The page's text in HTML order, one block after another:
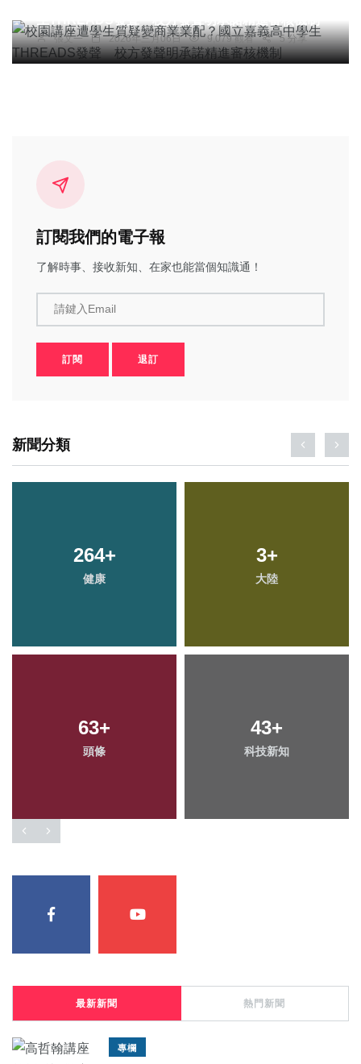
張文一 2026年三月06日 9,079 觀看 5 分享
訂閱我們的電子報
了解時事、接收新知、在家也能當個知識通！
請鍵入Email
訂閱 退訂
新聞分類
264+
健康
3+
大陸
63+
頭條
43+
科技新知
892+
綜合新聞
292+
文教
92+
農業
146+
專欄
最新新聞 熱門新聞
專欄